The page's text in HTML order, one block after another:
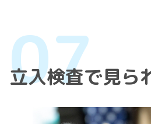
立入検査で見ら